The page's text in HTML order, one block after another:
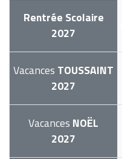
Rentrée Scolaire
2027
Vacances TOUSSAINT
2027
Vacances NOËL
2027